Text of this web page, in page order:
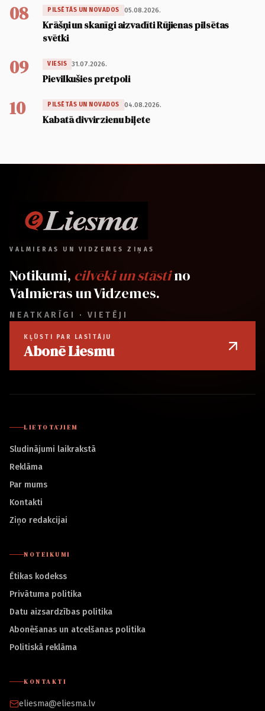
08 PILSĒTĀS UN NOVADOS 05.08.2026.
Krāšņi un skanīgi aizvadīti Rūjienas pilsētas
svētki
09 VIESIS 31.07.2026.
Pievilkušies pretpoli
10 PILSĒTĀS UN NOVADOS 04.08.2026.
Kabatā divvirzienu biļete
VALMIERAS UN VIDZEMES ZIŅAS
Notikumi, cilvēki un stāstino
Valmieras un Vidzemes.
NEATKARĪGI · VIETĒJI
KĻŪSTI PAR LASĪTĀJU
Abonē Liesmu
LIETOTĀJIEM
Sludinājumi laikrakstā
Reklāma
Par mums
Kontakti
Ziņo redakcijai
NOTEIKUMI
Ētikas kodekss
Privātuma politika
Datu aizsardzības politika
Abonēšanas un atcelšanas politika
Politiskā reklāma
KONTAKTI
eliesma@eliesma.lv